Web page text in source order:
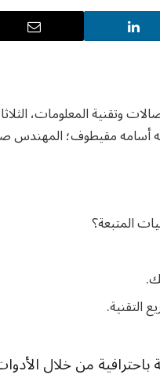
أسامه مقيطوف؛ المهندس
المتبعة؟
التقنية.
من خلال